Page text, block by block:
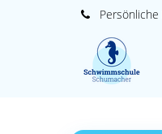
Persönliche